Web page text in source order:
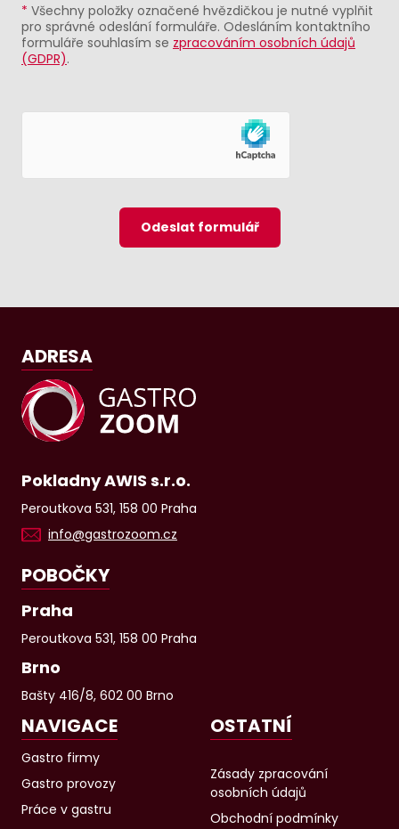
* Všechny položky označené hvězdičkou je nutné vyplňit
pro správné odeslání formuláře. Odesláním kontaktního
formuláře souhlasím se zpracováním osobních údajů
(GDPR).
Odeslat formulář
ADRESA
Pokladny AWIS s.r.o.
Peroutkova 531, 158 00 Praha
info@gastrozoom.cz
POBOČKY
Praha
Peroutkova 531, 158 00 Praha
Brno
Bašty 416/8, 602 00 Brno
NAVIGACE
Gastro firmy
Gastro provozy
Práce v gastru
OSTATNÍ
Zásady zpracování
osobních údajů
Obchodní podmínky